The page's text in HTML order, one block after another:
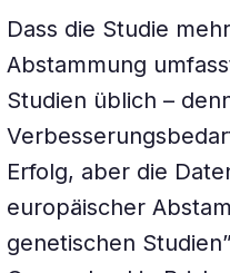
Dass die Studie
Abstammung
Studien üblich –
Erfolg, aber die
europäischer
genetischen